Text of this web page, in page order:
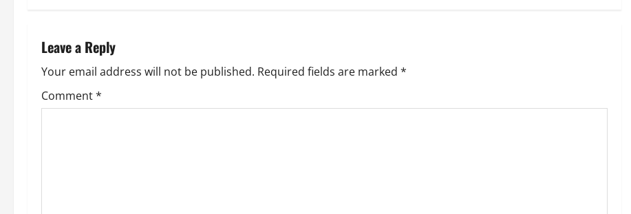
n
a
v
Leave a Reply
Your email address will not be published. Required fields are marked *
Comment*